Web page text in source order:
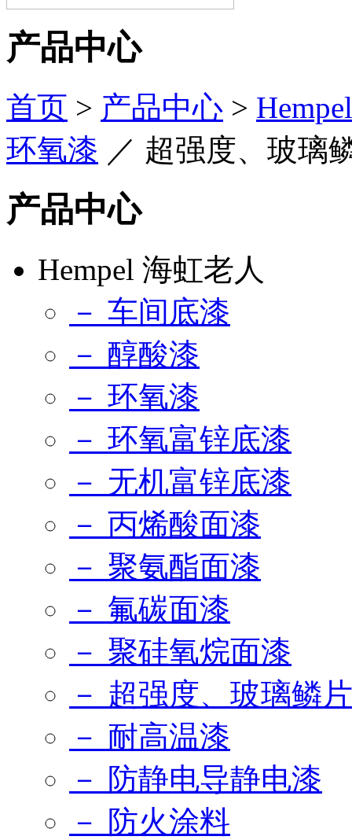
产品中心
首页 > 产品中心 >
环氧漆 ／ 超强度、玻璃
产品中心
Hempel 海虹老人
－ 车间底漆
－ 醇酸漆
－ 环氧漆
－ 环氧富锌底漆
－ 无机富锌底漆
－ 丙烯酸面漆
－ 聚氨酯面漆
－ 氟碳面漆
－ 聚硅氧烷面漆
－ 超强度、玻璃鳞
－ 耐高温漆
－ 防静电导静电漆
－ 防火涂料